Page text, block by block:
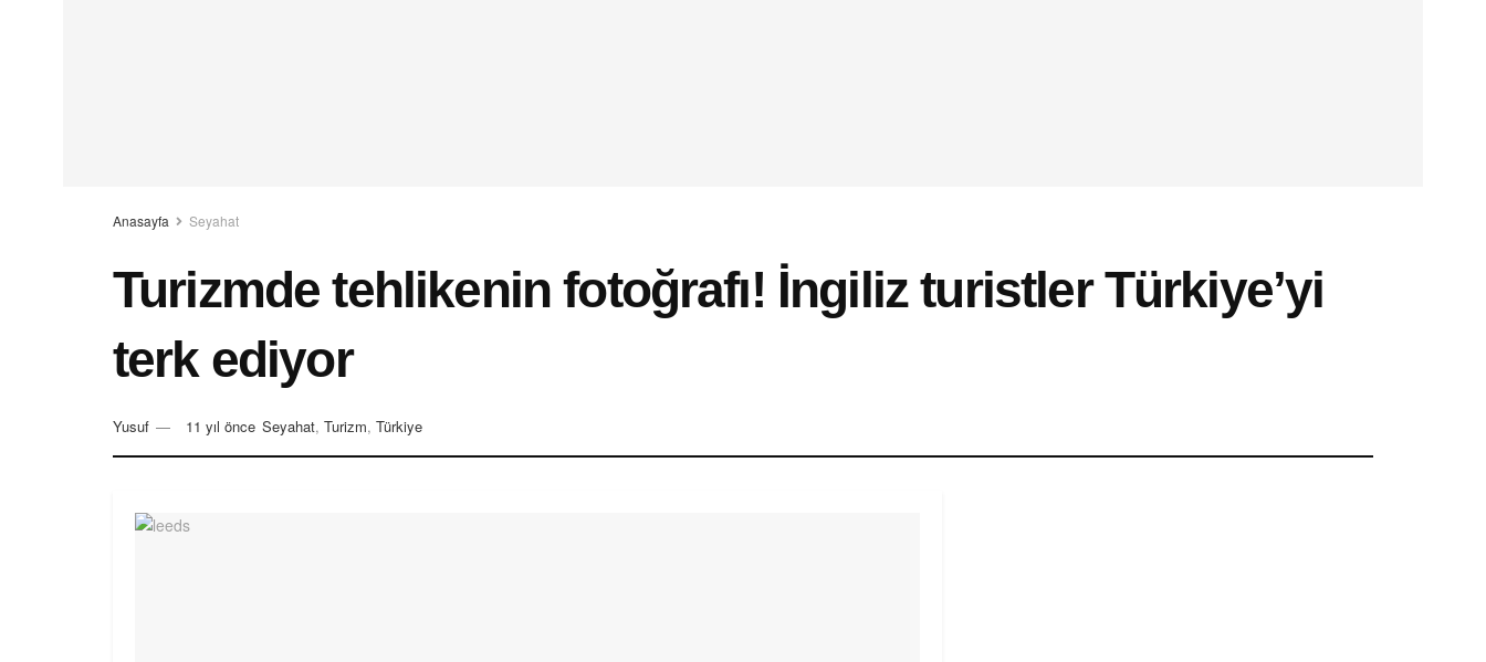
Anasayfa Seyahat
Turizmde tehlikenin fotoğrafı! İngiliz turistler Türkiye’yi
terk ediyor
Yusuf 11 yıl önce Seyahat, Turizm, Türkiye